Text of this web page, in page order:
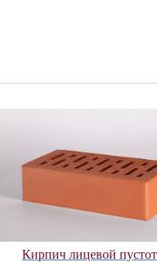
Кирпич лицевой